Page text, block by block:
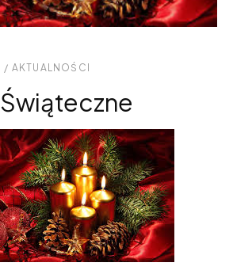
/ AKTUALNOŚCI